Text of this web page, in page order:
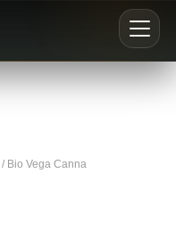
/ Bio Vega Canna